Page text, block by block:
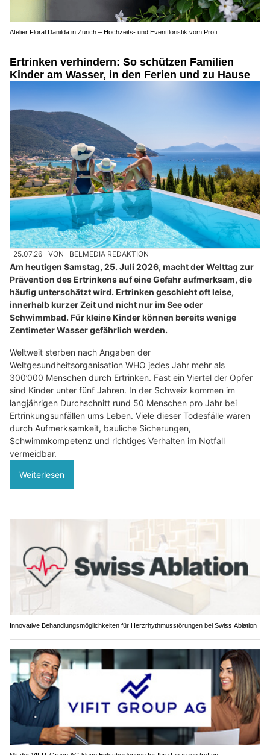
Atelier Floral Danilda in Zürich – Hochzeits- und Eventfloristik vom Profi
Ertrinken verhindern: So schützen Familien
Kinder am Wasser, in den Ferien und zu Hause
25.07.26 VON BELMEDIA REDAKTION
Am heutigen Samstag, 25. Juli 2026, macht der Welttag zur
Prävention des Ertrinkens auf eine Gefahr aufmerksam, die
häufig unterschätzt wird. Ertrinken geschieht oft leise,
innerhalb kurzer Zeit und nicht nur im See oder
Schwimmbad. Für kleine Kinder können bereits wenige
Zentimeter Wasser gefährlich werden.
Weltweit sterben nach Angaben der
Weltgesundheitsorganisation WHO jedes Jahr mehr als
300’000 Menschen durch Ertrinken. Fast ein Viertel der Opfer
sind Kinder unter fünf Jahren. In der Schweiz kommen im
langjährigen Durchschnitt rund 50 Menschen pro Jahr bei
Ertrinkungsunfällen ums Leben. Viele dieser Todesfälle wären
durch Aufmerksamkeit, bauliche Sicherungen,
Schwimmkompetenz und richtiges Verhalten im Notfall
vermeidbar.
Weiterlesen
Innovative Behandlungsmöglichkeiten für Herzrhythmusstörungen bei Swiss Ablation